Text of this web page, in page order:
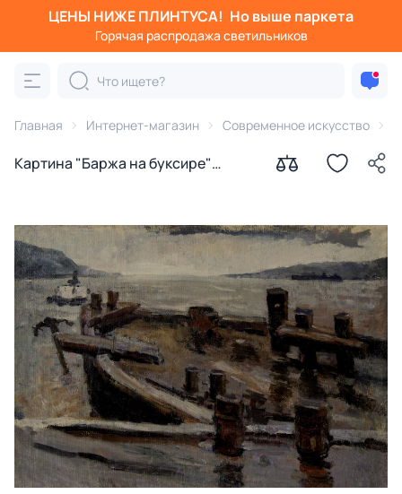
ЦЕНЫ НИЖЕ ПЛИНТУСА! Но выше паркета
Горячая распродажа светильников
Главная Интернет-магазин Современное искусство
Картина "Баржа на буксире"